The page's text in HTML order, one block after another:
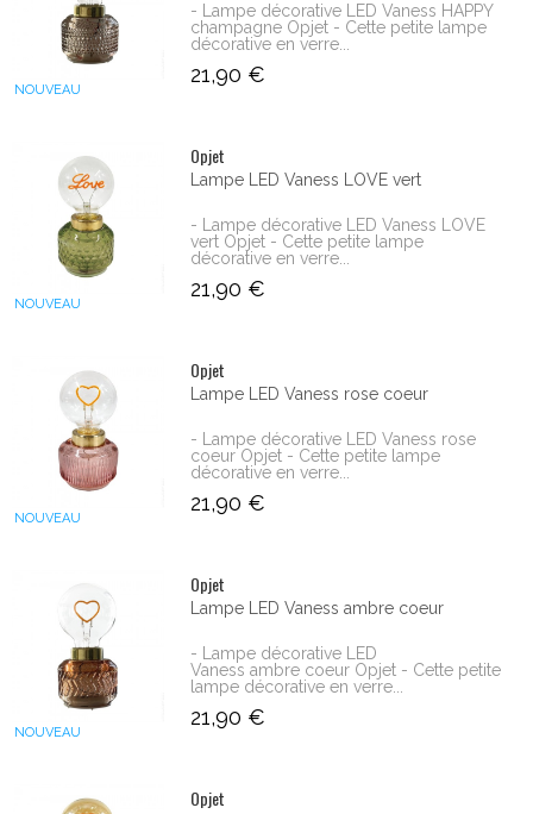
NOUVEAU
- Lampe décorative LED Vaness HAPPY
champagne Opjet - Cette petite lampe
décorative en verre...
21,90 €
NOUVEAU
Opjet
Lampe LED Vaness LOVE vert
- Lampe décorative LED Vaness LOVE
vert Opjet - Cette petite lampe
décorative en verre...
21,90 €
NOUVEAU
Opjet
Lampe LED Vaness rose coeur
- Lampe décorative LED Vaness rose
coeur Opjet - Cette petite lampe
décorative en verre...
21,90 €
NOUVEAU
Opjet
Lampe LED Vaness ambre coeur
- Lampe décorative LED
Vaness ambre coeur Opjet - Cette petite
lampe décorative en verre...
21,90 €
Opjet